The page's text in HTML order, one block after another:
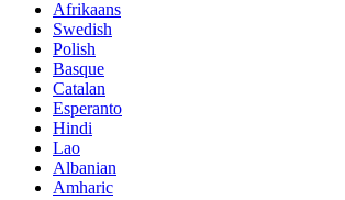
Afrikaans
Swedish
Polish
Basque
Catalan
Esperanto
Hindi
Lao
Albanian
Amharic